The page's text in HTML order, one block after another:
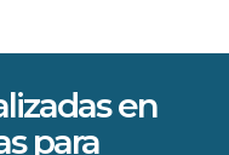
en
para